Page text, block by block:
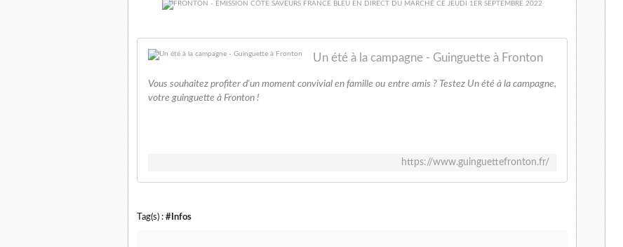
Un été à la campagne - Guinguette à Fronton
Vous souhaitez profiter d'un moment convivial en famille ou entre amis ? Testez Un été à la campagne,
votre guinguette à Fronton !
https://www.guinguettefronton.fr/
Tag(s) : #Infos